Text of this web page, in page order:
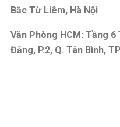
Bắc Từ Liêm, Hà Nội
Văn Phòng HCM: Tầng
Đằng, P.2, Q. Tân Bình,